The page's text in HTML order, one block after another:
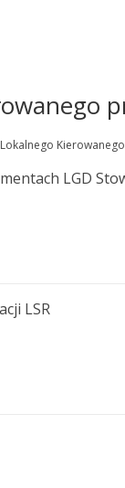
LGD
LSR